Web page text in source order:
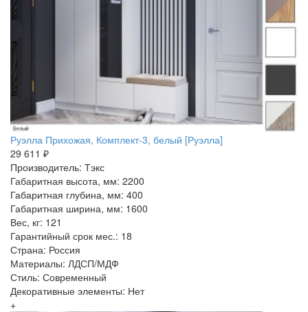
Руэлла Прихожая, Комплект-3, белый [Руэлла]
29 611 ₽
Производитель: Тэкс
Габаритная высота, мм: 2200
Габаритная глубина, мм: 400
Габаритная ширина, мм: 1600
Вес, кг: 121
Гарантийный срок мес.: 18
Страна: Россия
Материалы: ЛДСП/МДФ
Стиль: Современный
Декоративные элементы: Нет
+